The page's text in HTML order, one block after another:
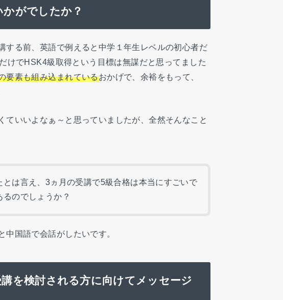
がでしたか？
する前、英語で例えると中学１年生レベルの初心者だ
けでHSK4級取得という目標は無謀だと思ってました
要素も組み込まれているおかげで、余裕をもって、
ていいよなぁ～と思っていましたが、全然そんなこと
とは言え、3ヵ月の受講で5級合格は本当にすごいで
のでしょうか？
国語で会話がしたいです。
を検討される方に向けてメッセージ